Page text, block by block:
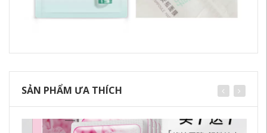
SẢN PHẨM ƯA THÍCH